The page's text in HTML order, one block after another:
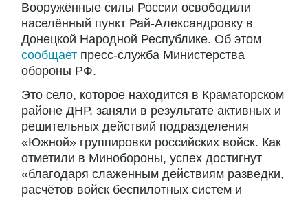
Вооружённые силы России освободили
населённый пункт Рай-Александровку в
Донецкой Народной Республике. Об этом
сообщает пресс-служба Министерства
обороны РФ.
Это село, которое находится в Краматорском
районе ДНР, заняли в результате активных и
решительных действий подразделения
«Южной» группировки российских войск. Как
отметили в Минобороны, успех достигнут
«благодаря слаженным действиям разведки,
расчётов войск беспилотных систем и